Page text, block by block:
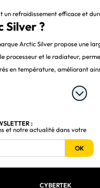
refroidissement efficace et
Silver ?
Arctic Silver propose une
processeuret le radiateur,
en température, améliorant
à unradiateur, garantissant un
, notamment sur les
:
et notre actualité dans votre
OK
CYBERTEK